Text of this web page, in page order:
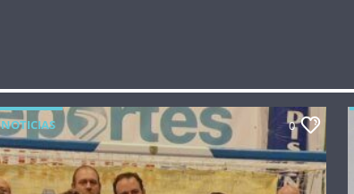
NOTICIAS 0